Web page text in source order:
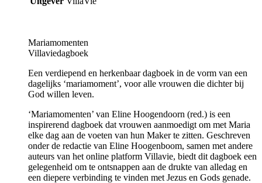
Mariamomenten
Villaviedagboek
Een verdiepend en herkenbaar dagboek in de vorm van een
dagelijks ‘mariamoment’, voor alle vrouwen die dichter bij
God willen leven.
‘Mariamomenten’ van Eline Hoogendoorn (red.) is een
inspirerend dagboek dat vrouwen aanmoedigt om met Maria
elke dag aan de voeten van hun Maker te zitten. Geschreven
onder de redactie van Eline Hoogenboom, samen met andere
auteurs van het online platform Villavie, biedt dit dagboek een
gelegenheid om te ontsnappen aan de drukte van alledag en
een diepere verbinding te vinden met Jezus en Gods genade.